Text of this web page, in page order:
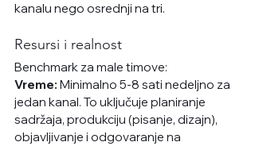
kanalu nego osrednji na tri.
Resursi i realnost
Benchmark za male timove:
Vreme: Minimalno 5-8 sati nedeljno za
jedan kanal. To uključuje planiranje
sadržaja, produkciju (pisanje, dizajn),
objavljivanje i odgovaranje na